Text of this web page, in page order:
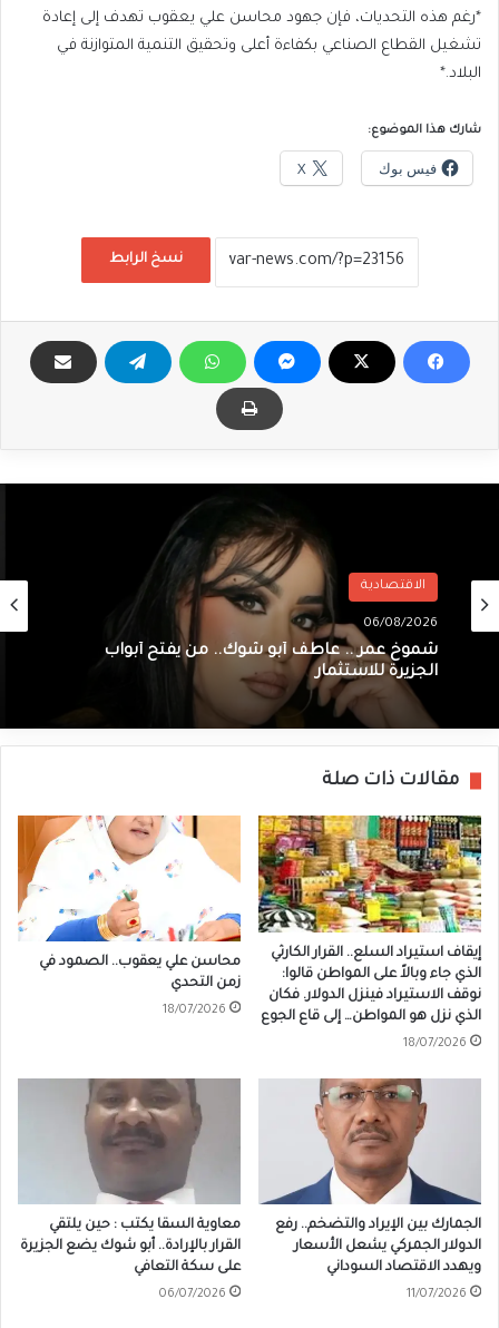
*رغم هذه التحديات، فإن جهود محاسن علي يعقوب تهدف إلى إعادة
تشغيل القطاع الصناعي بكفاءة أعلى وتحقيق التنمية المتوازنة في
البلاد.*
شارك هذا الموضوع:
فيس بوك X
نسخ الرابط
الاقتصادية
06/08/2026
شموخ عمر .. عاطف أبو شوك.. من يفتح أبواب
الجزيرة للاستثمار
مقالات ذات صلة
إيقاف استيراد السلع.. القرار الكارثي
الذي جاء وبالاً على المواطن قالوا:
نوقف الاستيراد فينزل الدولار. فكان
الذي نزل هو المواطن… إلى قاع الجوع
18/07/2026
محاسن علي يعقوب.. الصمود في
زمن التحدي
18/07/2026
الجمارك بين الإيراد والتضخم.. رفع
الدولار الجمركي يشعل الأسعار
ويهدد الاقتصاد السوداني
11/07/2026
معاوية السقا يكتب : حين يلتقي
القرار بالإرادة.. أبو شوك يضع الجزيرة
على سكة التعافي
06/07/2026